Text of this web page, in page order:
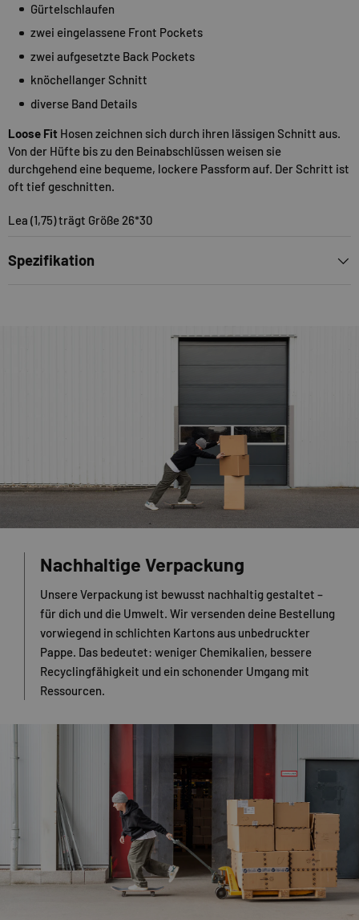
Gürtelschlaufen
zwei eingelassene Front Pockets
zwei aufgesetzte Back Pockets
knöchellanger Schnitt
diverse Band Details
Loose Fit Hosen zeichnen sich durch ihren lässigen Schnitt aus.
Von der Hüfte bis zu den Beinabschlüssen weisen sie
durchgehend eine bequeme, lockere Passform auf. Der Schritt ist
oft tief geschnitten.
Lea (1,75) trägt Größe 26*30
Spezifikation
Nachhaltige Verpackung
Unsere Verpackung ist bewusst nachhaltig gestaltet –
für dich und die Umwelt. Wir versenden deine Bestellung
vorwiegend in schlichten Kartons aus unbedruckter
Pappe. Das bedeutet: weniger Chemikalien, bessere
Recyclingfähigkeit und ein schonender Umgang mit
Ressourcen.